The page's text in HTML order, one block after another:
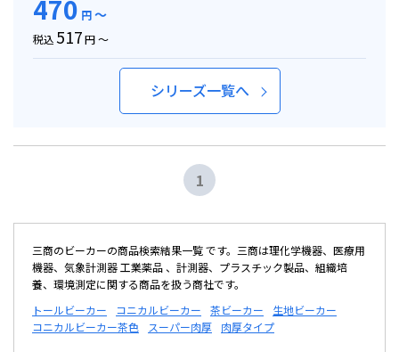
470 円～
税込 517円 ～
シリーズ一覧へ
1
三商のビーカーの商品検索結果一覧 です。三商は理化学機器、医療用
機器、気象計測器 工業薬品 、計測器、プラスチック製品、組織培
養、環境測定に関する商品を扱う商社です。
トールビーカー
コニカルビーカー 茶ビーカー
生地ビーカー
コニカルビーカー茶色
スーパー肉厚 肉厚タイプ